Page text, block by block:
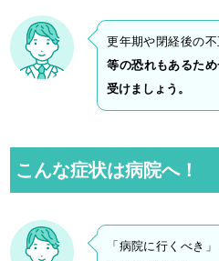
更年期や閉経後の
等の恐れもあるた
受けましょう。
こんな症状は病院へ！
「病院に行くべき